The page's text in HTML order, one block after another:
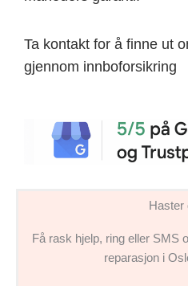
Ta kontakt for å finne ut
gjennom innboforsikring
Haster
Få rask hjelp, ring eller SMS
reparasjon i